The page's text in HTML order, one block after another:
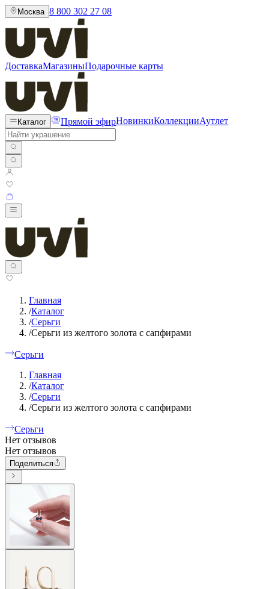
Москва 8 800 302 27 08
ДоставкаМагазиныПодарочные карты
Каталог Прямой эфирНовинкиКоллекцииАутлет
Главная
/Каталог
/Серьги
/Серьги из желтого золота с сапфирами
Серьги
Главная
/Каталог
/Серьги
/Серьги из желтого золота с сапфирами
Серьги
Нет отзывов
Нет отзывов
Поделиться